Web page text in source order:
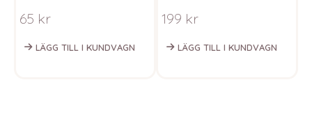
65 kr
LÄGG TILL I KUNDVAGN
199 kr
LÄGG TILL I KUNDVAGN